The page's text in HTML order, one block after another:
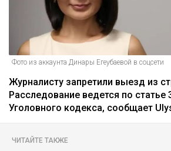
Фото из аккаунта Динары Егеубаевой в соцсети
Журналисту запретили выезд из
Расследование ведется по статье
Уголовного кодекса, сообщает
ЧИТАЙТЕ ТАКЖЕ